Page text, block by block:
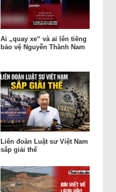
Ai „quay xe“ và ai lên tiếng
bảo vệ Nguyễn Thành Nam
Liên đoàn Luật sư Việt Nam
sắp giải thể